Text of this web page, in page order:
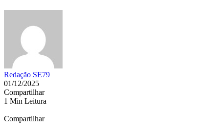
Redação SE79
01/12/2025
Compartilhar
1 Min Leitura
Compartilhar